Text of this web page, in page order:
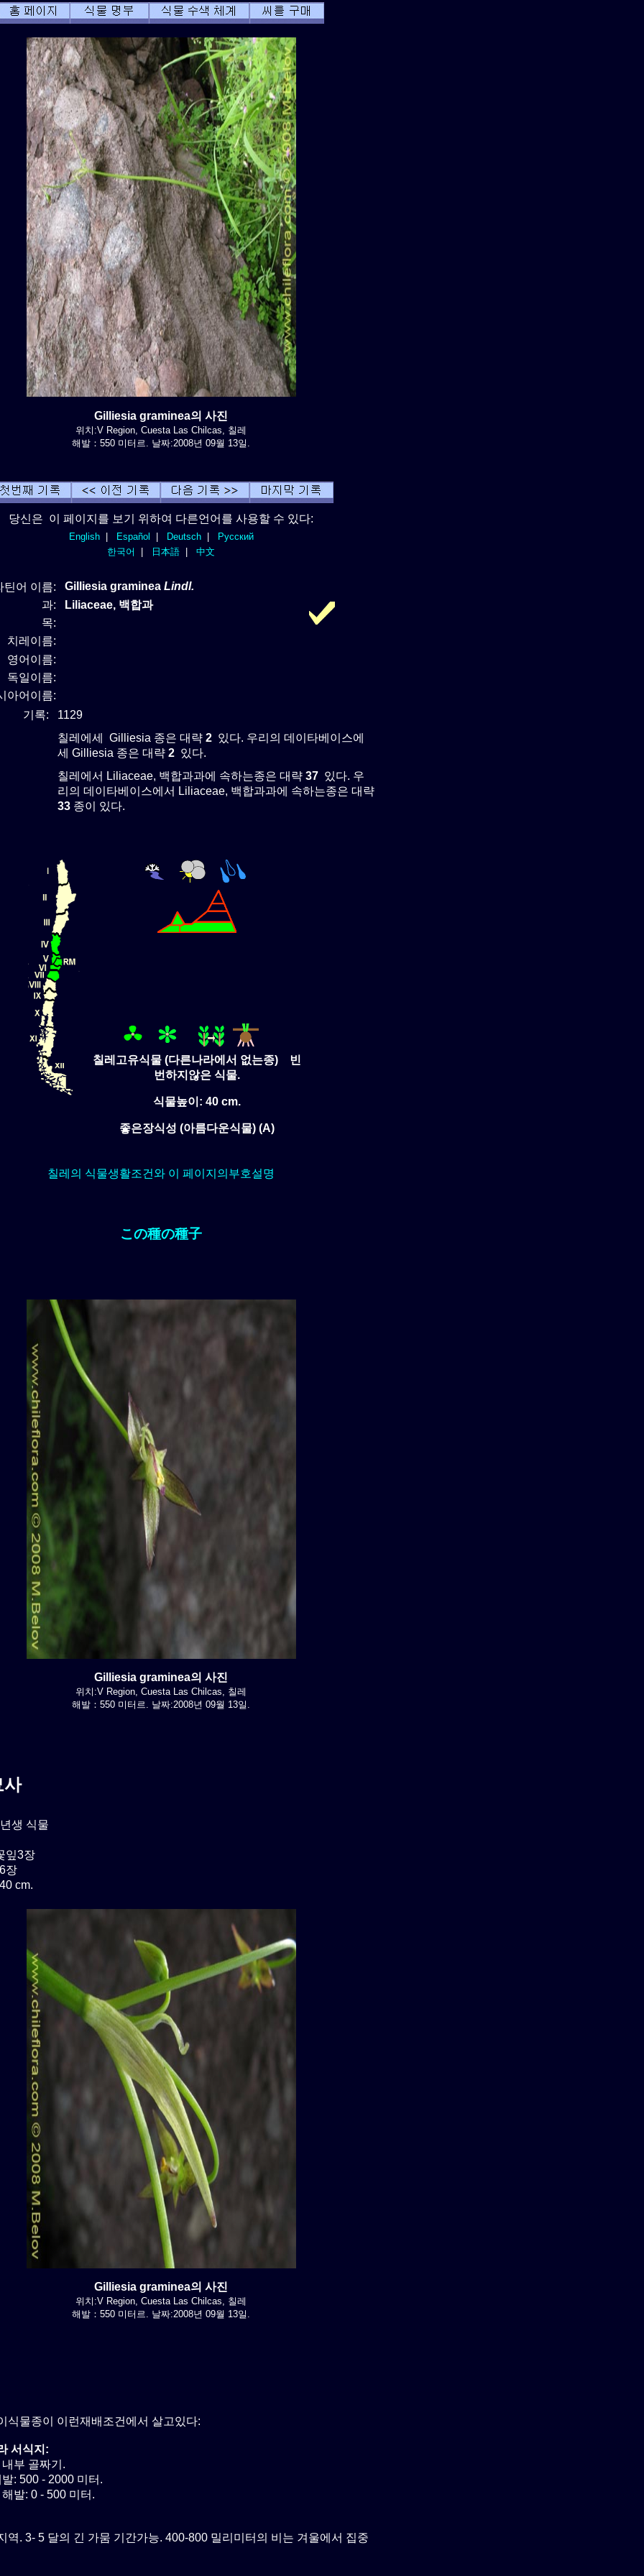
Gilliesia graminea의 사진
위치:V Region, Cuesta Las Chilcas, 칠레
해발：550 미터르. 날짜:2008년 09월 13일.
당신은 이 페이지를 보기 위하여 다른언어를 사용할 수 있다:
English| Español Deutsch|
Русский
한국어
日本語 中文
틴어 이름: Gilliesia graminea Lindl.
과:
Liliaceae, 백합과
목:
치레이름:
영어이름:
독일이름:
아어이름:
기록:
1129
칠레에세 Gilliesia 종은 대략 2 있다. 우리의 데이타베이스에
세 Gilliesia 종은 대략 2 있다.
칠레에서 Liliaceae, 백합과과에 속하는종은 대략 37 있다. 우
리의 데이타베이스에서 Liliaceae, 백합과과에 속하는종은 대략
33 종이 있다.
칠레고유식물 (다른나라에서 없는종) 빈
번하지않은 식물.
식물높이: 40 cm.
좋은장식성 (아름다운식물) (A)
칠레의 식물생활조건와 이 페이지의부호설명
この種の種子
Gilliesia graminea의 사진
위치:V Region, Cuesta Las Chilcas, 칠레
해발：550 미터르. 날짜:2008년 09월 13일.
사
생 식물
잎3장
장
cm.
Gilliesia graminea의 사진
위치:V Region, Cuesta Las Chilcas, 칠레
해발：550 미터르. 날짜:2008년 09월 13일.
식물종이 이런재배조건에서 살고있다:
서식지:
부 골짜기.
: 500 - 2000 미터.
발: 0 - 500 미터.
역. 3- 5 달의 긴 가뭄 기간가능. 400-800 밀리미터의 비는 겨울에서 집중